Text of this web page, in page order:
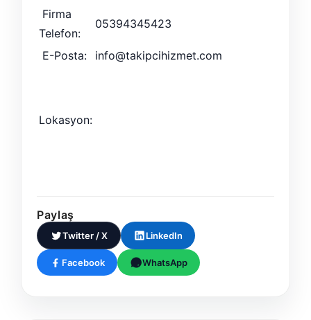
Firma
Telefon:
05394345423
E-Posta: info@takipcihizmet.com
Lokasyon:
Paylaş
Twitter / X LinkedIn
Facebook WhatsApp